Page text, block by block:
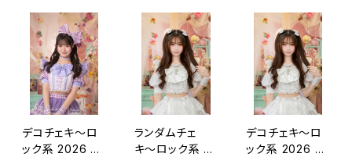
デコチェキ〜ロ
ック系 2026 ve
ランダムチェ
キ〜ロック系 2
デコチェキ〜ロ
ック系 2026 ve